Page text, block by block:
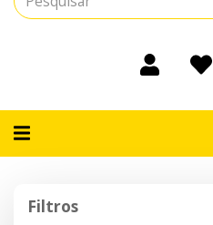
Alternar
Filtros